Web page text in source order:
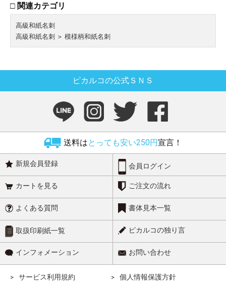
□ 関連カテゴリ
高級和紙名刺
高級和紙名刺 ＞ 模様柄和紙名刺
ピカルコの公式ＳＮＳ
送料はとっても安い250円宣言！
新規会員登録 会員ログイン
カートを見る ご注文の流れ
よくある質問 書体見本一覧
取扱印刷紙一覧 ピカルコの独り言
インフォメーション お問い合わせ
サービス利用規約 個人情報保護方針